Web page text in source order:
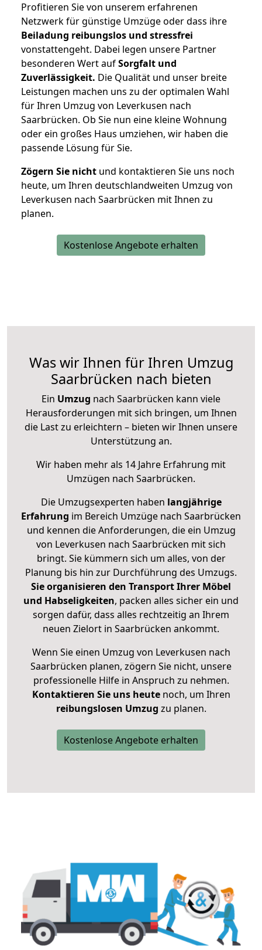
Profitieren Sie von unserem erfahrenen
Netzwerk für günstige Umzüge oder dass ihre
Beiladung reibungslos und stressfrei
vonstattengeht. Dabei legen unsere Partner
besonderen Wert aufSorgfalt und
Zuverlässigkeit. Die Qualität und unser breite
Leistungen machen uns zu der optimalen Wahl
für Ihren Umzug von Leverkusen nach
Saarbrücken. Ob Sie nun eine kleine Wohnung
oder ein großes Haus umziehen, wir haben die
passende Lösung für Sie.
Zögern Sie nicht und kontaktieren Sie uns noch
heute, um Ihren deutschlandweiten Umzug von
Leverkusen nach Saarbrücken mit Ihnen zu
planen.
Kostenlose Angebote erhalten
Was wir Ihnen für Ihren Umzug
Saarbrücken nach bieten
Ein Umzug nach Saarbrücken kann viele
Herausforderungen mit sich bringen, um Ihnen
die Last zu erleichtern – bieten wir Ihnen unsere
Unterstützung an.
Wir haben mehr als 14 Jahre Erfahrung mit
Umzügen nach Saarbrücken.
Die Umzugsexperten haben langjährige
Erfahrung im Bereich Umzüge nach Saarbrücken
und kennen die Anforderungen, die ein Umzug
von Leverkusen nach Saarbrücken mit sich
bringt. Sie kümmern sich um alles, von der
Planung bis hin zur Durchführung des Umzugs.
Sie organisieren den Transport Ihrer Möbel
und Habseligkeiten, packen alles sicher ein und
sorgen dafür, dass alles rechtzeitig an Ihrem
neuen Zielort in Saarbrücken ankommt.
Wenn Sie einen Umzug von Leverkusen nach
Saarbrücken planen, zögern Sie nicht, unsere
professionelle Hilfe in Anspruch zu nehmen.
Kontaktieren Sie uns heutenoch, um Ihren
reibungslosen Umzug zu planen.
Kostenlose Angebote erhalten